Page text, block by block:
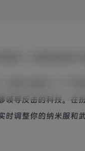
第一人称射击游戏
外星人回到了一个气
领导反击的科技。在
时调整你的纳米服和